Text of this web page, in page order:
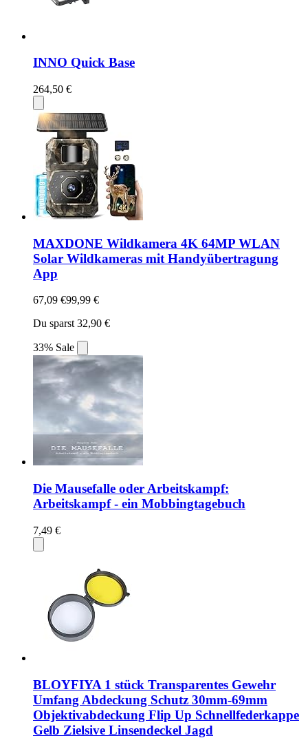
INNO Quick Base
264,50 €
MAXDONE Wildkamera 4K 64MP WLAN
Solar Wildkameras mit Handyübertragung
App
67,09 €99,99 €
Du sparst 32,90 €
33% Sale
Die Mausefalle oder Arbeitskampf:
Arbeitskampf - ein Mobbingtagebuch
7,49 €
BLOYFIYA 1 stück Transparentes Gewehr
Umfang Abdeckung Schutz 30mm-69mm
Objektivabdeckung Flip Up Schnellfederkappe
Gelb Zielsive Linsendeckel Jagd